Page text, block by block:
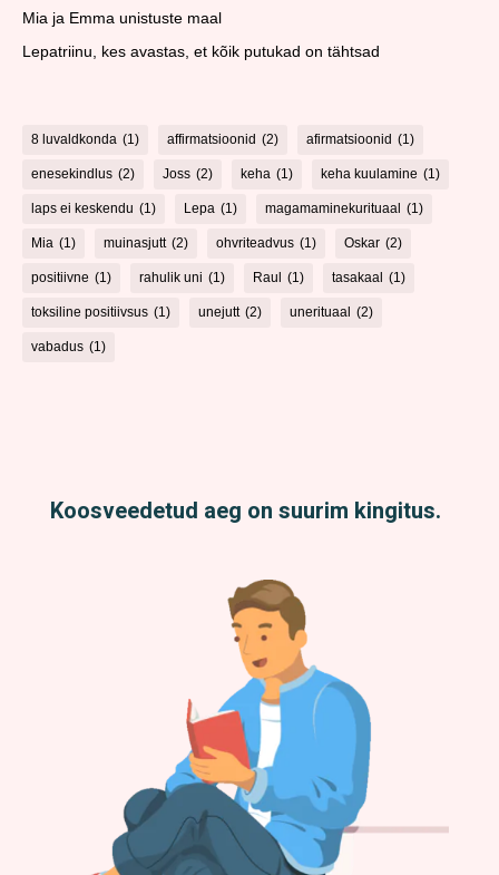
Mia ja Emma unistuste maal
Lepatriinu, kes avastas, et kõik putukad on tähtsad
8 luvaldkonda (1) affirmatsioonid (2) afirmatsioonid (1)
enesekindlus (2) Joss (2) keha (1) keha kuulamine (1)
laps ei keskendu (1) Lepa (1) magamaminekurituaal (1)
Mia (1) muinasjutt (2) ohvriteadvus (1) Oskar (2)
positiivne (1) rahulik uni (1) Raul (1) tasakaal (1)
toksiline positiivsus (1) unejutt (2) unerituaal (2)
vabadus (1)
Koosveedetud aeg on suurim kingitus.